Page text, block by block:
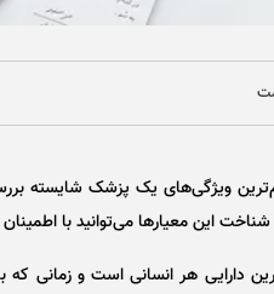
ویژگی‌های یک پزشک شایسته
این معیارها می‌توانید با
دارایی هر انسانی است و زمانی